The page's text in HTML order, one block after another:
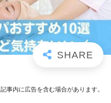
記事内に広告を含む場合があります。